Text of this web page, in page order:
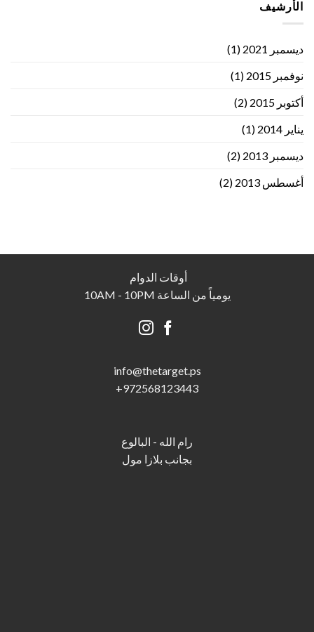
الأرشيف
ديسمبر 2021
(1)
نوفمبر 2015
(1)
أكتوبر 2015
(2)
يناير 2014
(1)
ديسمبر 2013
(2)
أغسطس 2013
(2)
أوقات الدوام
يومياً من الساعة 10AM - 10PM
info@thetarget.ps
972568123443
+
رام الله - البالوع
بجانب بلازا مول